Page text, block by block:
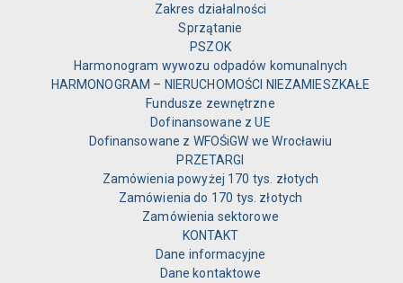
Zakres działalności
Sprzątanie
PSZOK
Harmonogram wywozu odpadów komunalnych
HARMONOGRAM – NIERUCHOMOŚCI NIEZAMIESZKAŁE
Fundusze zewnętrzne
Dofinansowane z UE
Dofinansowane z WFOŚiGW we Wrocławiu
PRZETARGI
Zamówienia powyżej 170 tys. złotych
Zamówienia do 170 tys. złotych
Zamówienia sektorowe
KONTAKT
Dane informacyjne
Dane kontaktowe